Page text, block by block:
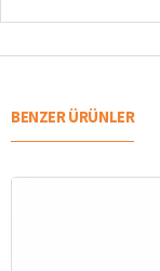
BENZER ÜRÜNLER